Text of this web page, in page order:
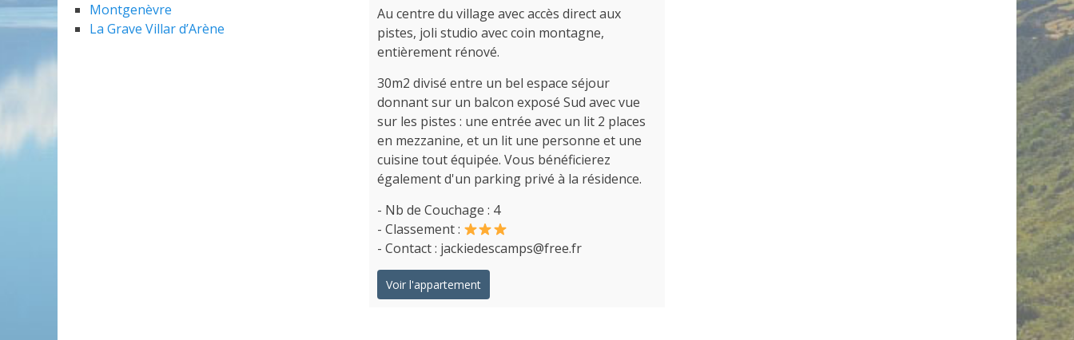
Au centre du village avec accès direct aux
pistes, joli studio avec coin montagne,
entièrement rénové.
30m2 divisé entre un bel espace séjour
donnant sur un balcon exposé Sud avec vue
sur les pistes : une entrée avec un lit 2 places
en mezzanine, et un lit une personne et une
cuisine tout équipée. Vous bénéficierez
également d'un parking privé à la résidence.
- Nb de Couchage : 4
- Classement :
- Contact : jackiedescamps@free.fr
Voir l'appartement
Montgenèvre
La Grave Villar d’Arène